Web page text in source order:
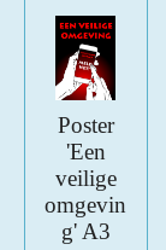
Poster
'Een
veilige
omgevin
g' A3